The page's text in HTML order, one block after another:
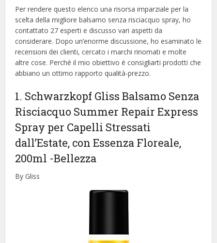
Per rendere questo elenco una risorsa imparziale per la
scelta della migliore balsamo senza risciacquo spray, ​​ho
contattato 27 esperti e discusso vari aspetti da
considerare. Dopo un’enorme discussione, ho esaminato le
recensioni dei clienti, cercato i marchi rinomati e molte
altre cose. Perché il mio obiettivo è consigliarti prodotti che
abbiano un ottimo rapporto qualità-prezzo.
1. Schwarzkopf Gliss Balsamo Senza
Risciacquo Summer Repair Express
Spray per Capelli Stressati
dall’Estate, con Essenza Floreale,
200ml -Bellezza
By Gliss